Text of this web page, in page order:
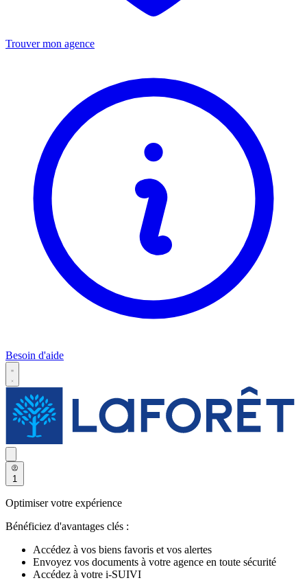
Trouver mon agence
Besoin d'aide
1
Optimiser votre expérience
Bénéficiez d'avantages clés :
Accédez à vos biens favoris et vos alertes
Envoyez vos documents à votre agence en toute sécurité
Accédez à votre i-SUIVI